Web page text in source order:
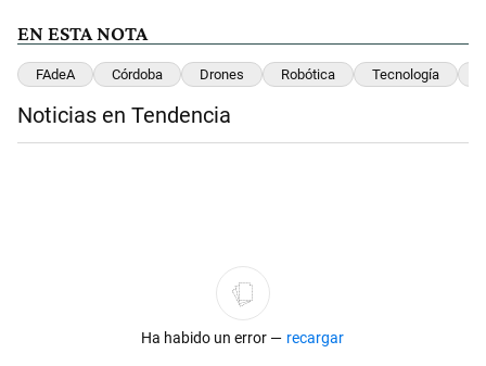
EN ESTA NOTA
FAdeA Córdoba Drones Robótica Tecnología
Noticias en Tendencia